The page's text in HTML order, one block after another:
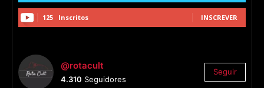
125 Inscritos INSCREVER
@rotacult
4.310 Seguidores
Seguir